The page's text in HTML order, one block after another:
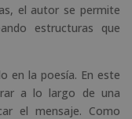
el autor se permite
estructuras que
en la poesía. En este
a lo largo de una
el mensaje. Como